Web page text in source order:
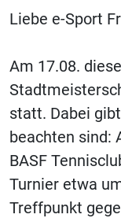
Liebe e-Sport
Am 17.08.
statt. Dabei
beachten sind:
BASF
Turnier etwa
Treffpunkt